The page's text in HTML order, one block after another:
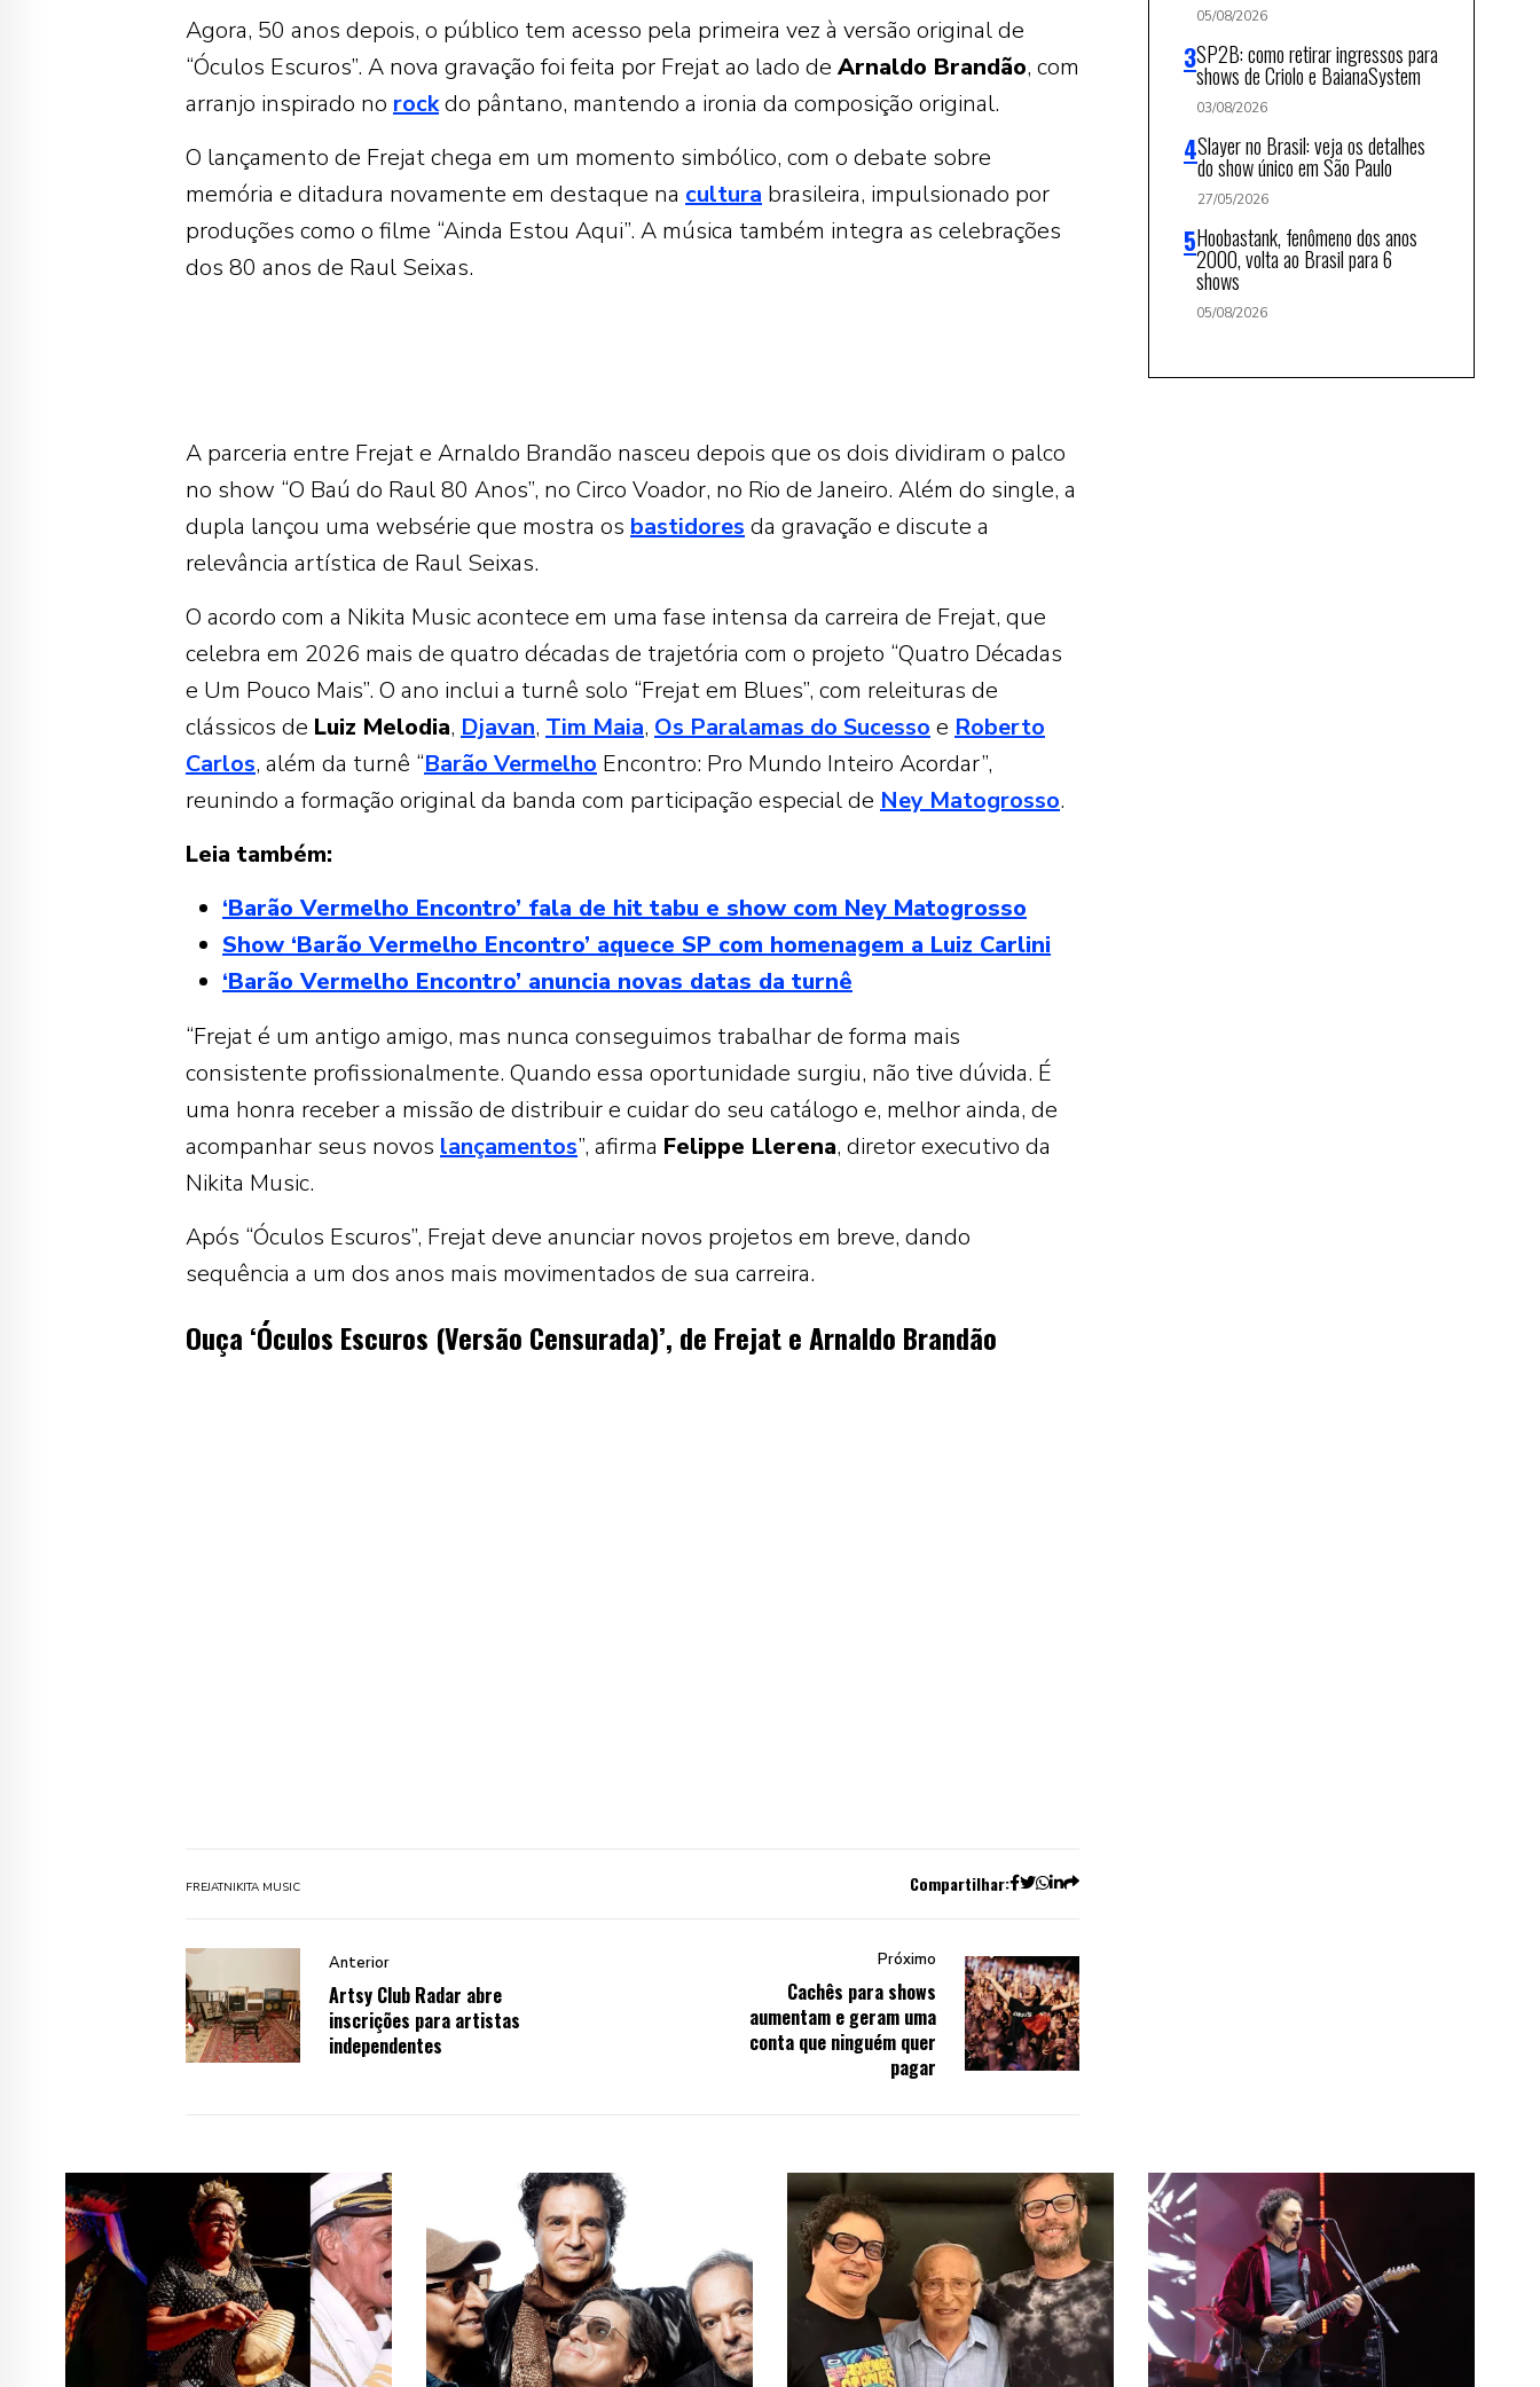
Agora, 50 anos depois, o público tem acesso pela primeira vez à versão original de
“Óculos Escuros”. A nova gravação foi feita por Frejat ao lado de Arnaldo Brandão, com
arranjo inspirado no rockdo pântano, mantendo a ironia da composição original.
O lançamento de Frejat chega em um momento simbólico, com o debate sobre
memória e ditadura novamente em destaque na cultura brasileira, impulsionado por
produções como o filme “Ainda Estou Aqui”. A música também integra as celebrações
dos 80 anos de Raul Seixas.
A parceria entre Frejat e Arnaldo Brandão nasceu depois que os dois dividiram o palco
no show “O Baú do Raul 80 Anos”, no Circo Voador, no Rio de Janeiro. Além do single, a
dupla lançou uma websérie que mostra os bastidores da gravação e discute a
relevância artística de Raul Seixas.
O acordo com a Nikita Music acontece em uma fase intensa da carreira de Frejat, que
celebra em 2026 mais de quatro décadas de trajetória com o projeto “Quatro Décadas
e Um Pouco Mais”. O ano inclui a turnê solo “Frejat em Blues”, com releituras de
clássicos de Luiz Melodia, Djavan, Tim Maia, Os Paralamas do Sucesso e Roberto
Carlos, além da turnê “Barão Vermelho Encontro: Pro Mundo Inteiro Acordar”,
reunindo a formação original da banda com participação especial de Ney Matogrosso.
Leia também:
‘Barão Vermelho Encontro’ fala de hit tabu e show com Ney Matogrosso
Show ‘Barão Vermelho Encontro’ aquece SP com homenagem a Luiz Carlini
‘Barão Vermelho Encontro’ anuncia novas datas da turnê
“Frejat é um antigo amigo, mas nunca conseguimos trabalhar de forma mais
consistente profissionalmente. Quando essa oportunidade surgiu, não tive dúvida. É
uma honra receber a missão de distribuir e cuidar do seu catálogo e, melhor ainda, de
acompanhar seus novos lançamentos”, afirma Felippe Llerena, diretor executivo da
Nikita Music.
Após “Óculos Escuros”, Frejat deve anunciar novos projetos em breve, dando
sequência a um dos anos mais movimentados de sua carreira.
Ouça ‘Óculos Escuros (Versão Censurada)’, de Frejat e Arnaldo Brandão
FREJATNIKITA MUSIC Compartilhar:
Anterior
Artsy Club Radar abre
inscrições para artistas
independentes
Próximo
Cachês para shows
aumentam e geram uma
conta que ninguém quer
pagar
05/08/2026
SP2B: como retirar ingressos para
shows de Criolo e BaianaSystem
03/08/2026
Slayer no Brasil: veja os detalhes
do show único em São Paulo
27/05/2026
Hoobastank, fenômeno dos anos
2000, volta ao Brasil para 6
shows
05/08/2026